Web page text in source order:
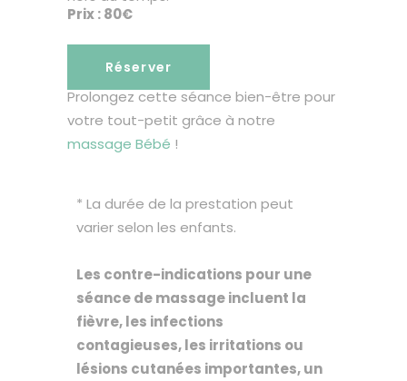
Prix : 80€
Réserver
Prolongez cette séance bien-être pour
votre tout-petit grâce à notre
massage Bébé !
* La durée de la prestation peut
varier selon les enfants.
Les contre-indications pour une
séance de massage incluent la
fièvre, les infections
contagieuses, les irritations ou
lésions cutanées importantes, un